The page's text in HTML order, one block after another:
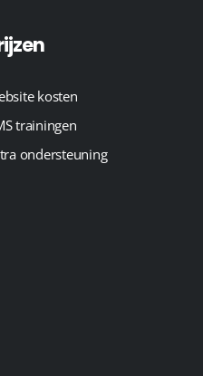
kosten
trainingen
ondersteuning